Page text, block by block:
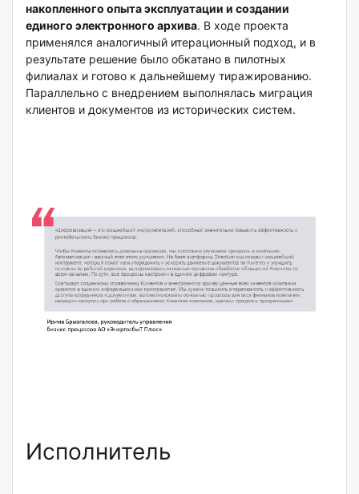
накопленного опыта эксплуатации и создании
единого электронного архива. В ходе проекта
применялся аналогичный итерационный подход, и в
результате решение было обкатано в пилотных
филиалах и готово к дальнейшему тиражированию.
Параллельно с внедрением выполнялась миграция
клиентов и документов из исторических систем.
Исполнитель